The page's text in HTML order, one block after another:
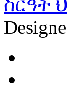
ስርዓት